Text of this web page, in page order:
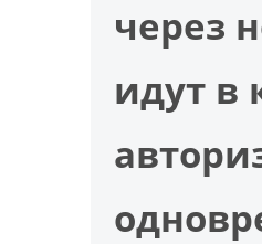
через
идут в